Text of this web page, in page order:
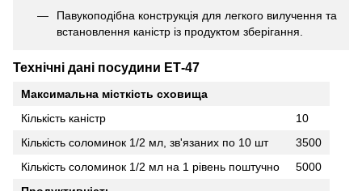
Павукоподібна конструкція для легкого вилучення та
встановлення каністр із продуктом зберігання.
Технічні дані посудини ЕТ-47
Максимальна місткість сховища
Кількість каністр
10
Кількість соломинок 1/2 мл, зв'язаних по 10 шт
3500
Кількість соломинок 1/2 мл на 1 рівень поштучно
5000